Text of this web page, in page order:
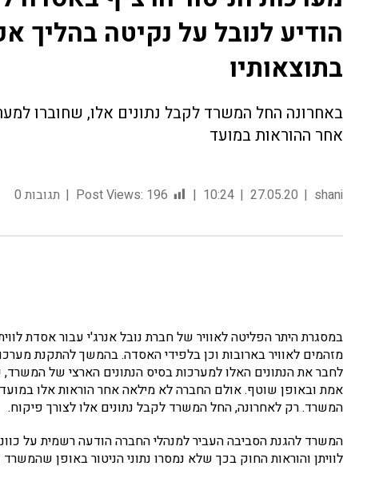
הודיע לנובל על נקיטה בהליך
בתוצאותיו
באחרונה החל המשרד לקבל נתונים אלו, שחוברו
אחר ההוראות במועד
shani
27.05.20
10:24
Post Views: 196 תגובות 0
במסגרת היתר הפליטה לאוויר של חברת נובל אנרג'י עבור אסדת
מזהמים לאוויר בארובות וכן בלפידי האסדה. בהמשך להתקנת
לחבר את הנתונים האלו למערכות בסיס הנתונים הארצי של
אמת ובאופן שוטף. אולם החברה לא מילאה אחר הוראות אלו
המשרד. רק לאחרונה, החל המשרד לקבל נתונים אלו לצורך פיקוח.
המשרד להגנת הסביבה העביר למנהלי החברה הודעה רשמית על
לוויתן והוראות החוק בכך שלא נמסרו נתוני הניטור באופן